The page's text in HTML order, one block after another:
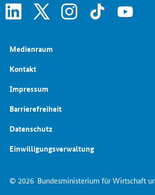
linkedin instagram tiktok youtube
© 2026 Bundesministerium für Wirtschaft
Medienraum
Kontakt
Impressum
Barrierefreiheit
Datenschutz
Einwilligungsverwaltung